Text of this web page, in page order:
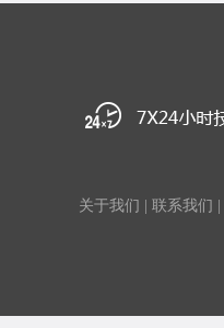
关于我们 联系我们